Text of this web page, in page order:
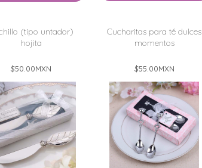
(tipo untador)
hojita
$50.00MXN
Cucharitas para té dulces
momentos
$55.00MXN